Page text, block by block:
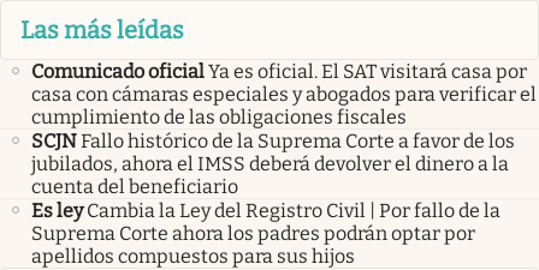
Las más leídas
Comunicado oficialYa es oficial. El SAT visitará casa por
casa con cámaras especiales y abogados para verificar el
cumplimiento de las obligaciones fiscales
SCJNFallo histórico de la Suprema Corte a favor de los
jubilados, ahora el IMSS deberá devolver el dinero a la
cuenta del beneficiario
Es ley Cambia la Ley del Registro Civil | Por fallo de la
Suprema Corte ahora los padres podrán optar por
apellidos compuestos para sus hijos